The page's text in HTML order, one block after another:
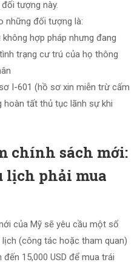
tượng này.
những đối tượng là:
hợp pháp nhưng đang
trạng cư trú của họ thông
I-601 (hồ sơ xin miễn trừ cấm
hoàn tất thủ tục lãnh sự khi
chính sách mới:
lịch phải mua
của Mỹ sẽ yêu cầu một số
(công tác hoặc tham quan)
15,000 USD để mua trái